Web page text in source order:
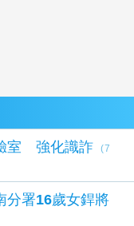
室 強化識詐
(7
分署16歲女銲將